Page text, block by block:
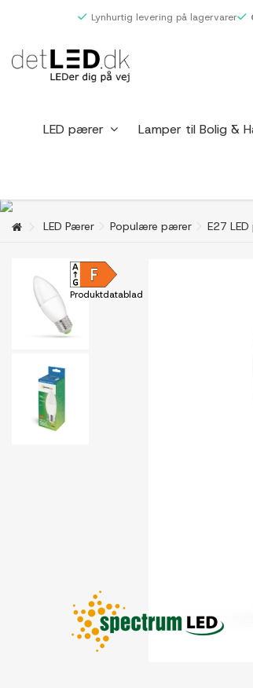
Lynhurtig levering på lagervarer
LED pærer Lamper til Bolig &
LED Pærer Populære pærer E27
Produktdatablad